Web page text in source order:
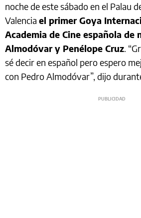
noche de este sábado en el Palau
Valencia el primer Goya
Academia de Cine española de
Almodóvar y Penélope Cruz.
sé decir en español pero espero
con Pedro Almodóvar”, dijo